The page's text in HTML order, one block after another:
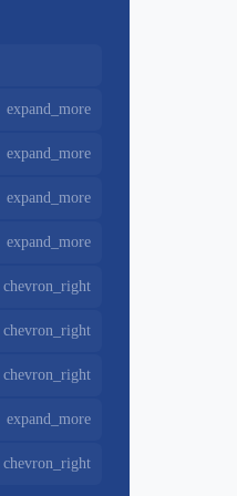
expand_more
chevron_right
chevron_right
chevron_right
chevron_right
expand_more
chevron_right
expand_more
chevron_right
chevron_right
chevron_right
expand_more
chevron_right
chevron_right
chevron_right
chevron_right
expand_more
chevron_right
chevron_right